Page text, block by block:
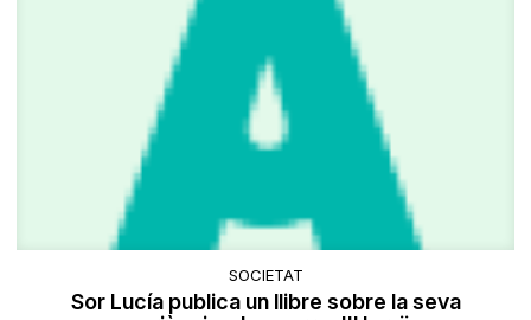
SOCIETAT
Sor Lucía publica un llibre sobre la seva